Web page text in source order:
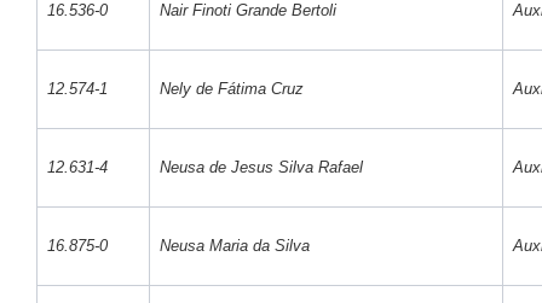
16.536-0 Nair Finoti Grande Bertoli
12.574-1 Nely de Fátima Cruz
12.631-4 Neusa de Jesus Silva Rafael
16.875-0 Neusa Maria da Silva